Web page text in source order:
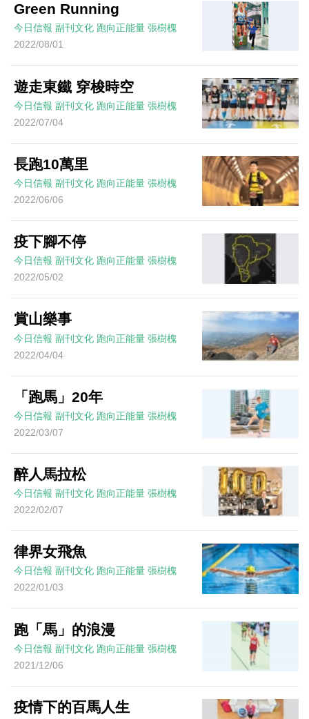
Green Running
今日信報 副刊文化 跑向正能量 張樹槐
2022/08/01
遊走東鐵 穿梭時空
今日信報 副刊文化 跑向正能量 張樹槐
2022/07/04
長跑10萬里
今日信報 副刊文化 跑向正能量 張樹槐
2022/06/06
疫下腳不停
今日信報 副刊文化 跑向正能量 張樹槐
2022/05/02
賞山樂事
今日信報 副刊文化 跑向正能量 張樹槐
2022/04/04
「跑馬」20年
今日信報 副刊文化 跑向正能量 張樹槐
2022/03/07
醉人馬拉松
今日信報 副刊文化 跑向正能量 張樹槐
2022/02/07
律界女飛魚
今日信報 副刊文化 跑向正能量 張樹槐
2022/01/03
跑「馬」的浪漫
今日信報 副刊文化 跑向正能量 張樹槐
2021/12/06
疫情下的百馬人生